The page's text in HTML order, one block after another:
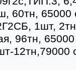
60тн, 65000
1шт,
96тн,
12тн,79000